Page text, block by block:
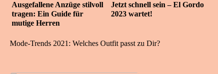
Ausgefallene Anzüge stilvoll
tragen: Ein Guide für
mutige Herren
Jetzt schnell sein – El Gordo
2023 wartet!
Mode-Trends 2021: Welches Outfit passt zu Dir?